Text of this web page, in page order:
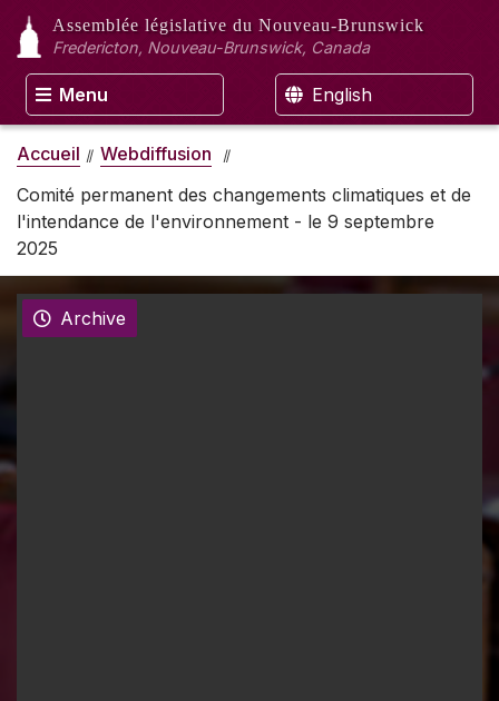
Assemblée législative du Nouveau-Brunswick
Fredericton, Nouveau-Brunswick, Canada
Menu English
Accueil
Webdiffusion
Comité permanent des changements climatiques et de
l'intendance de l'environnement - le 9 septembre
2025
Archive